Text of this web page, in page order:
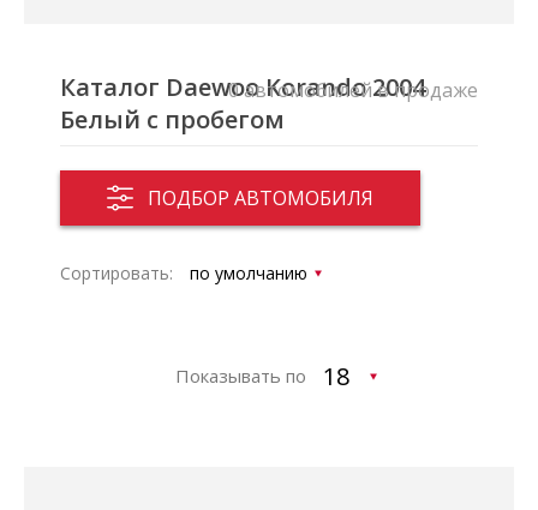
Каталог Daewoo Korando 2004
Белый с пробегом
ПОДБОР АВТОМОБИЛЯ
0 автомобилей в продаже
Сортировать:
Показывать по